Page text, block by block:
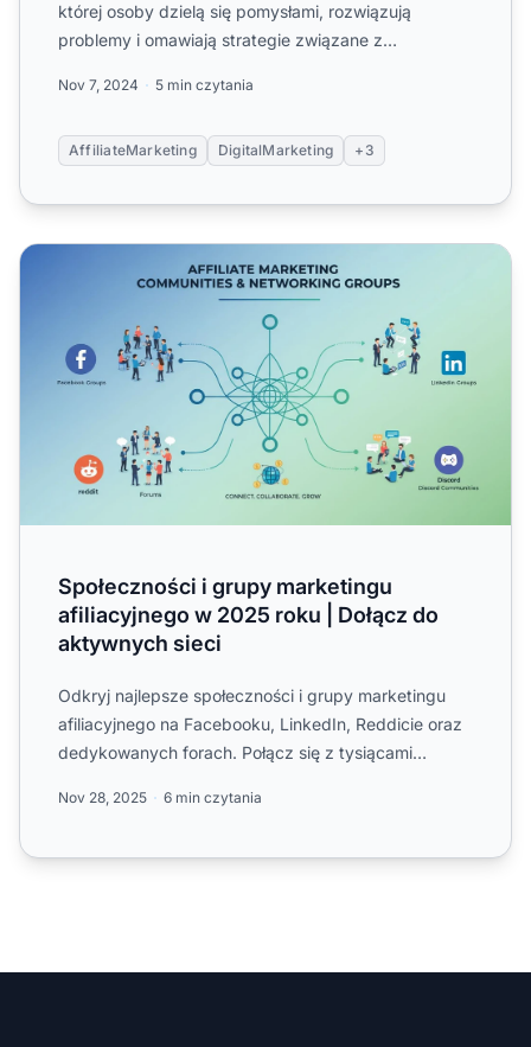
której osoby dzielą się pomysłami, rozwiązują
problemy i omawiają strategie związane z
Nov 7, 2024 5 min czytania
AffiliateMarketing DigitalMarketing +3
Społeczności i grupy marketingu afiliacyjnego w 2025
Społeczności i grupy marketingu
afiliacyjnego w 2025 roku | Dołącz do
aktywnych sieci
Odkryj najlepsze społeczności i grupy marketingu
afiliacyjnego na Facebooku, LinkedIn, Reddicie oraz
dedykowanych forach. Połącz się z tysiącami
Nov 28, 2025 6 min czytania